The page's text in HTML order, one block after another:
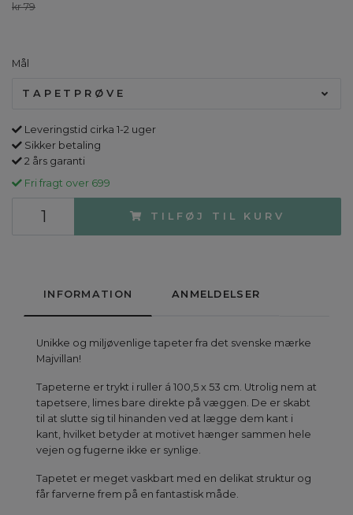
kr 79
Mål
TAPETPRØVE
Leveringstid cirka 1-2 uger
Sikker betaling
2 års garanti
Fri fragt over 699
TILFØJ TIL KURV
INFORMATION ANMELDELSER
Unikke og miljøvenlige tapeter fra det svenske mærke
Majvillan!
Tapeterne er trykt i ruller á 100,5 x 53 cm. Utrolig nem at
tapetsere, limes bare direkte på væggen. De er skabt
til at slutte sig til hinanden ved at lægge dem kant i
kant, hvilket betyder at motivet hænger sammen hele
vejen og fugerne ikke er synlige.
Tapetet er meget vaskbart med en delikat struktur og
får farverne frem på en fantastisk måde.